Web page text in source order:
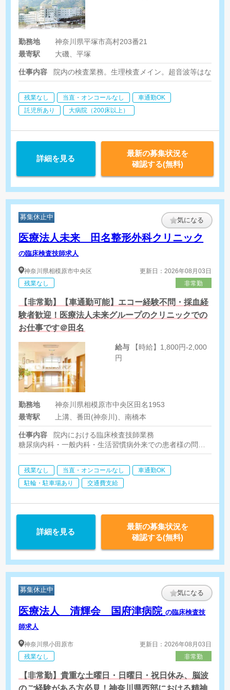
勤務地
神奈川県平塚市高村203番21
最寄駅
大磯、平塚
仕事内容 院内の検査業務。生理検査メイン。超音波等はなし。
残業なし 当直・オンコールなし
車通勤OK
託児所あり
大病院（200床以上）
詳細を見る
最新の募集状況を
確認する(無料)
募集休止中 気になる
医療法人未来 田名整形外科クリニック
の臨床検査技師求人
神奈川県相模原市中央区
残業なし
更新日：2026年08月03日
非常勤
【非常勤】【車通勤可能】エコー経験不問・採血経
験者歓迎！医療法人未来グループのクリニックでの
お仕事です＠田名
給与
円
勤務地
神奈川県相模原市中央区田名1953
最寄駅
上溝、番田(神奈川)、南橋本
仕事内容
院内における臨床検査技師業務
糖尿病内科・一般内科・生活習慣病外来での患者様の問診や採血
残業なし 当直・オンコールなし
車通勤OK
駐輪・駐車場あり
交通費支給
詳細を見る
最新の募集状況を
確認する(無料)
募集休止中 気になる
医療法人 清輝会 国府津病院の臨床検査技
師求人
神奈川県小田原市
残業なし
更新日：2026年08月03日
非常勤
【非常勤】貴重な土曜日・日曜日・祝日休み、脳波
のご経験がある方必見！神奈川県西部における精神